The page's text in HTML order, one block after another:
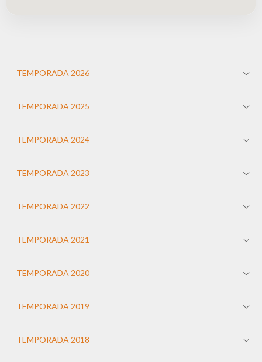
TEMPORADA 2026
TEMPORADA 2025
TEMPORADA 2024
TEMPORADA 2023
TEMPORADA 2022
TEMPORADA 2021
TEMPORADA 2020
TEMPORADA 2019
TEMPORADA 2018